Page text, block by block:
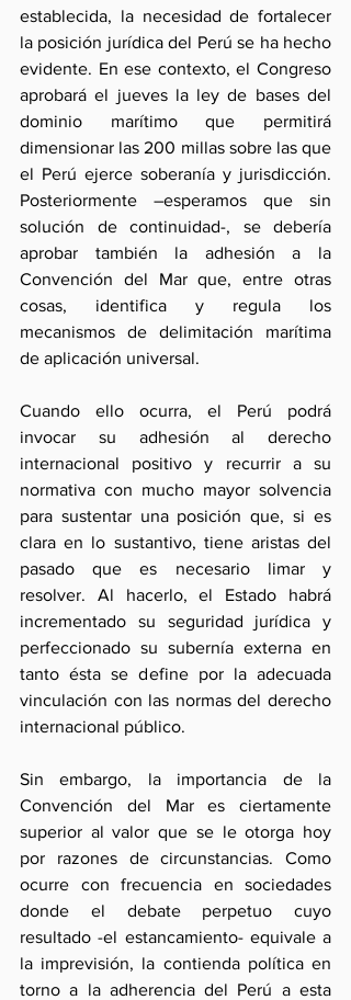
establecida, la necesidad de fortalecer
la posición jurídica del Perú se ha hecho
evidente. En ese contexto, el Congreso
aprobará el jueves la ley de bases del
dominio marítimo que permitirá
dimensionar las 200 millas sobre las que
el Perú ejerce soberanía y jurisdicción.
Posteriormente –esperamos que sin
solución de continuidad-, se debería
aprobar también la adhesión a la
Convención del Mar que, entre otras
cosas, identifica y regula los
mecanismos de delimitación marítima
de aplicación universal.
Cuando ello ocurra, el Perú podrá
invocar su adhesión al derecho
internacional positivo y recurrir a su
normativa con mucho mayor solvencia
para sustentar una posición que, si es
clara en lo sustantivo, tiene aristas del
pasado que es necesario limar y
resolver. Al hacerlo, el Estado habrá
incrementado su seguridad jurídica y
perfeccionado su subernía externa en
tanto ésta se define por la adecuada
vinculación con las normas del derecho
internacional público.
Sin embargo, la importancia de la
Convención del Mar es ciertamente
superior al valor que se le otorga hoy
por razones de circunstancias. Como
ocurre con frecuencia en sociedades
donde el debate perpetuo cuyo
resultado -el estancamiento- equivale a
la imprevisión, la contienda política en
torno a la adherencia del Perú a esta